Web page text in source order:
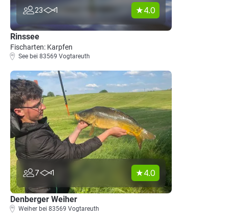
23 1 4.0
Rinssee
Fischarten: Karpfen
See bei 83569 Vogtareuth
7 1 4.0
Denberger Weiher
Weiher bei 83569 Vogtareuth